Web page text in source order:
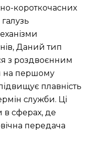
короткочасних
Даний тип
з роздвоєнним
на першому
плавність
служби. Ці
в сферах, де
передача